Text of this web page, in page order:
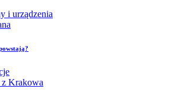
i urządzenia